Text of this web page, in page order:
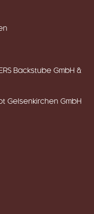
Backstube GmbH &
Gelsenkirchen GmbH